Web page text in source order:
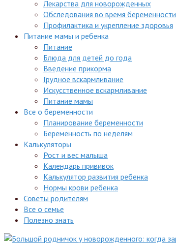
Лекарства для новорожденных
Обследования во время беременности
Профилактика и укрепление здоровья
Питание мамы и ребенка
Питание
Блюда для детей до года
Введение прикорма
Грудное вскармливание
Искусственное вскармливание
Питание мамы
Все о беременности
Планирование беременности
Беременность по неделям
Калькуляторы
Рост и вес малыша
Календарь прививок
Калькулятор развития ребенка
Нормы крови ребенка
Советы родителям
Все о семье
Полезно знать